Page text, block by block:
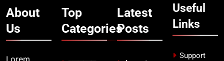
About
Us
Lorem
Top
Categories
Latest
Posts
Useful
Links
Support